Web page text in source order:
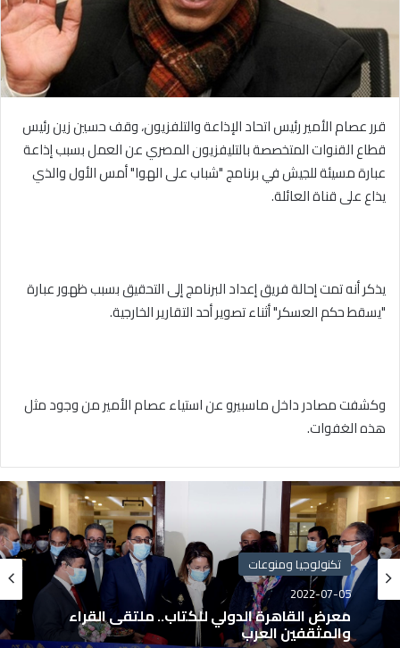
قرر عصام الأمير رئيس اتحاد الإذاعة والتلفزيون، وقف حسين زين رئيس
قطاع القنوات المتخصصة بالتليفزيون المصري عن العمل بسبب إذاعة
عبارة مسيئة للجيش في برنامج "شباب على الهوا" أمس الأول والذي
يذاع على قناة العائلة.
يذكر أنه تمت إحالة فريق إعداد البرنامج إلى التحقيق بسبب ظهور عبارة
"يسقط حكم العسكر" أثناء تصوير أحد التقارير الخارجية.
وكشفت مصادر داخل ماسبيرو عن استياء عصام الأمير من وجود مثل
هذه الغفوات.
تكنولوجيا ومنوعات
2022-07-05
معرض القاهرة الدولي للكتاب.. ملتقى القراء
والمثقفين العرب